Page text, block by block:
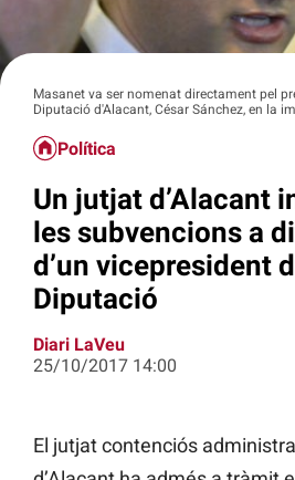
Masanet va ser nomenat directament pel
Diputació d'Alacant, César Sánchez, en la
Política
Un jutjat d’Alacant
les subvencions a
d’un vicepresident
Diputació
Diari LaVeu
25/10/2017 14:00
El jutjat contenciós